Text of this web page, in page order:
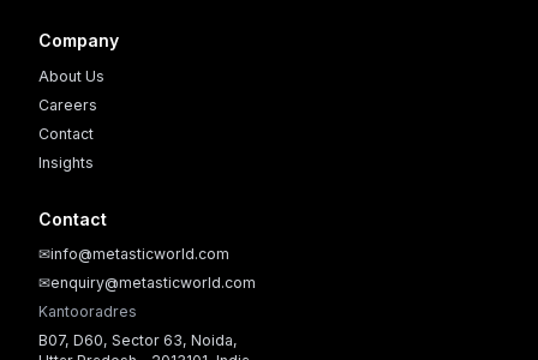
Company
About Us
Careers
Contact
Insights
Contact
✉info@metasticworld.com
✉enquiry@metasticworld.com
Kantooradres
B07, D60, Sector 63, Noida,